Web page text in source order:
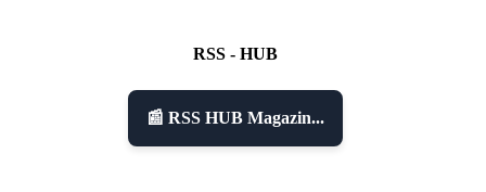
RSS - HUB
📰 RSS HUB Magazin...